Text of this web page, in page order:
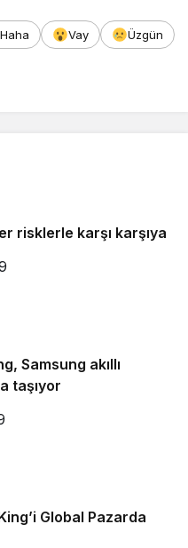
Haha Vay
Üzgün
büyük siber risklerle karşı karşıya
Samsung akıllı
taşıyor
Global Pazarda